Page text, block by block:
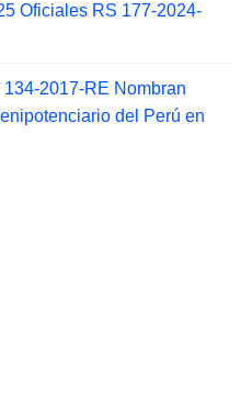
Oficiales RS 177-2024-
2017-RE Nombran
del Perú en